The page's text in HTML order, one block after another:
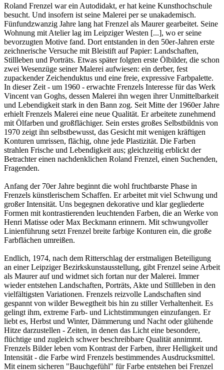
Roland Frenzel war ein Autodidakt, er hat keine Kunsthochschule
besucht. Und insofern ist seine Malerei per se unakademisch.
Fünfundzwanzig Jahre lang hat Frenzel als Maurer gearbeitet. Seine
Wohnung mit Atelier lag im Leipziger Westen [...], wo er seine
bevorzugten Motive fand. Dort entstanden in den 50er-Jahren erste
zeichnerische Versuche mit Bleistift auf Papier: Landschaften,
Stillleben und Porträts. Etwas später folgten erste Ölbilder, die schon
zwei Wesenzüge seiner Malerei aufwiesen: ein derber, fest
zupackender Zeichenduktus und eine freie, expressive Farbpalette.
In dieser Zeit - um 1960 - erwachte Frenzels Interesse für das Werk
Vincent van Goghs, dessen Malerei ihn wegen ihrer Unmittelbarkeit
und Lebendigkeit stark in den Bann zog. Seit Mitte der 1960er Jahre
erhielt Frenzels Malerei eine neue Qualität. Er arbeitete zunehmend
mit Ölfarben und großflächiger. Sein erstes großes Selbstbildnis von
1970 zeigt ihn selbstbewusst, das Gesicht mit wenigen kräftigen
Konturen umrissen, flächig, ohne jede Plastizität. Die Farben
strahlen Frische und Lebendigkeit aus; gleichzeitig erblickt der
Betrachter einen nachdenklichen Roland Frenzel, einen Suchenden,
Fragenden.
Anfang der 70er Jahre beginnt die wohl fruchtbarste Phase in
Frenzels künstlerischem Schaffen. Er arbeitet mit viel Schwung und
großer Intensität. Uns begegnen dekorative und klar gegliederte
Formen mit kontrastierenden leuchtenden Farben, die an Werke von
Henri Matisse oder Max Beckmann erinnern. Mit schwungvoller
Linienführung setzt Frenzel breite farbige Konturen ein, die große
Farbflächen umreißen.
Endlich, 1974, nach dem Ritterschlag der erstmaligen Beteiligung
an einer Leipziger Bezirkskunstausstellung, gibt Frenzel seine Arbeit
als Maurer auf und widmet sich fortan nur der Malerei. Immer
wieder entstehen Landschaften, Porträts, Akte und Stillleben in den
vielfältigsten Variationen. Frenzels reizvolle Landschaften sind
gespannt von wilder Bewegtheit bis hin zu stiller Verhaltenheit. Es
gelingt ihm, extreme Farb- und Lichtstimmungen einzufangen. Er
liebt es, Herbst und Winter, Dämmerung und Nacht oder glühende
Hitze darzustellen - Zeiten, in denen das Licht eine besondere,
flüchtige und zugleich schwer beschreibbare Qualität annimmt.
Frenzels Bilder leben vom Kontrast der Farben, ihrer Helligkeit und
Intensität - die Farbe wird Frenzels bestimmendes Ausdrucksmittel.
Mit einem sicheren "Bauchgefühl" für Farbe entstehen bei Frenzel